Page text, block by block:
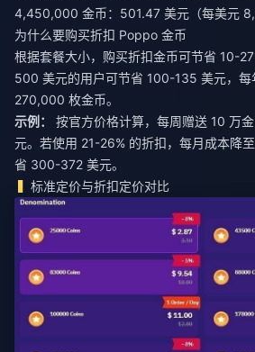
4,450,000 金币：501.47 美元（每美元
为什么要购买折扣 Poppo 金币
根据套餐大小，购买折扣金币可节省 10-
500 美元的用户可节省 100-135 美元，
270,000 枚金币。
示例：
按官方价格计算，每周赠送 10 万
元。若使用 21-26% 的折扣，每月成本降
省 300-372 美元。
标准定价与折扣定价对比